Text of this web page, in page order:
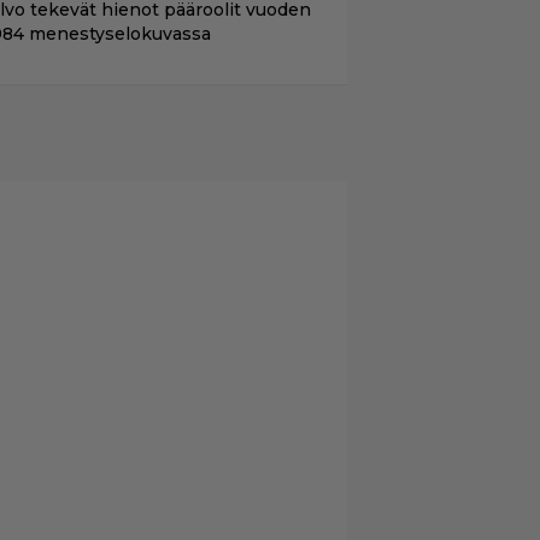
tekevät hienot pääroolit vuoden
menestyselokuvassa